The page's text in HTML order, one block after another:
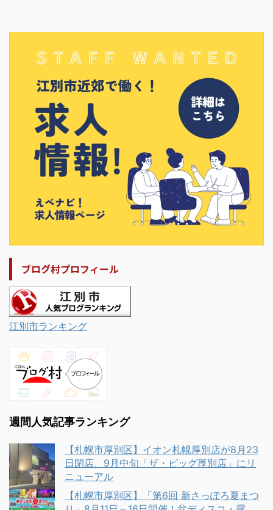
ブログ村プロフィール
江別市ランキング
週間人気記事ランキング
【札幌市厚別区】イオン札幌厚別店が8月23
日閉店、9月中旬「ザ・ビッグ厚別店」にリ
ニューアル
【札幌市厚別区】「第6回 新さっぽろ夏まつ